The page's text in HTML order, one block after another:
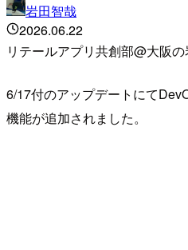
岩田智哉
2026.06.22
リテールアプリ共創部@大阪の
6/17付のアップデートにて
機能が追加されました。